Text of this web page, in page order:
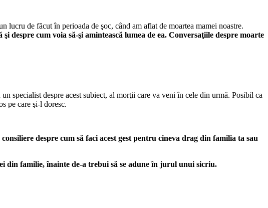
lucru de făcut în perioada de şoc, când am aflat de moartea mamei noastre.
despre cum voia să-şi amintească lumea de ea. Conversaţiile despre moarte
specialist despre acest subiect, al morţii care va veni în cele din urmă. Posibil ca
pe care şi-l doresc.
despre cum să faci acest gest pentru cineva drag din familia ta sau
din familie, înainte de-a trebui să se adune în jurul unui sicriu.